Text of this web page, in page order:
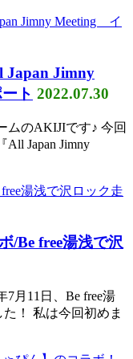
Japan Jimny
ト 2022.07.30
ムのAKIJIです♪ 今回
Japan Jimny
/Be free湯浅で沢
7月11日、Be free湯
！ 私は今回初めま